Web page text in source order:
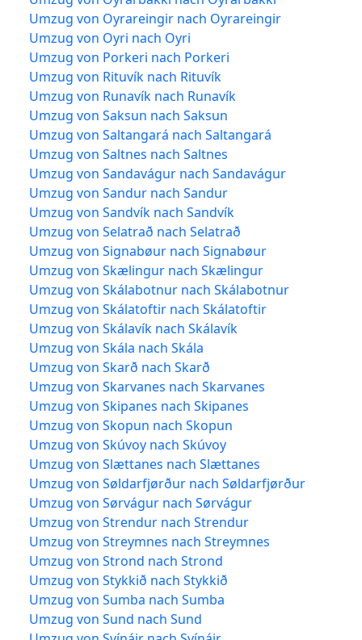
Umzug von Oyrareingir nach Oyrareingir
Umzug von Oyri nach Oyri
Umzug von Porkeri nach Porkeri
Umzug von Rituvík nach Rituvík
Umzug von Runavík nach Runavík
Umzug von Saksun nach Saksun
Umzug von Saltangará nach Saltangará
Umzug von Saltnes nach Saltnes
Umzug von Sandavágur nach Sandavágur
Umzug von Sandur nach Sandur
Umzug von Sandvík nach Sandvík
Umzug von Selatrað nach Selatrað
Umzug von Signabøur nach Signabøur
Umzug von Skælingur nach Skælingur
Umzug von Skálabotnur nach Skálabotnur
Umzug von Skálatoftir nach Skálatoftir
Umzug von Skálavík nach Skálavík
Umzug von Skála nach Skála
Umzug von Skarð nach Skarð
Umzug von Skarvanes nach Skarvanes
Umzug von Skipanes nach Skipanes
Umzug von Skopun nach Skopun
Umzug von Skúvoy nach Skúvoy
Umzug von Slættanes nach Slættanes
Umzug von Søldarfjørður nach Søldarfjørður
Umzug von Sørvágur nach Sørvágur
Umzug von Strendur nach Strendur
Umzug von Streymnes nach Streymnes
Umzug von Strond nach Strond
Umzug von Stykkið nach Stykkið
Umzug von Sumba nach Sumba
Umzug von Sund nach Sund